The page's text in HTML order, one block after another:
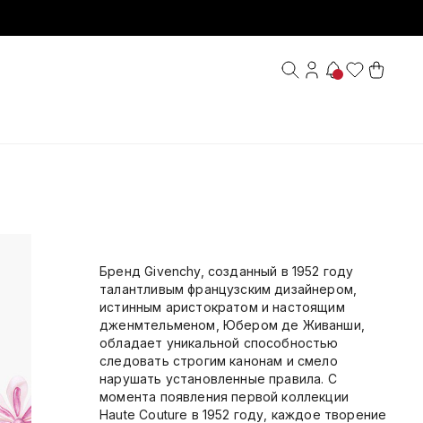
Бренд Givenchy, созданный в 1952 году
талантливым французским дизайнером,
истинным аристократом и настоящим
дженмтельменом, Юбером де Живанши,
обладает уникальной способностью
следовать строгим канонам и смело
нарушать установленные правила. С
момента появления первой коллекции
Haute Couture в 1952 году, каждое творение